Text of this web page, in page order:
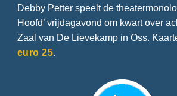
Debby Petter speelt de
Hoofd’ vrijdagavond om kwart over
Zaal van De Lievekamp in Oss.
euro 25.